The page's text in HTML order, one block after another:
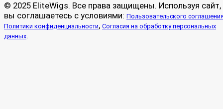
© 2025 EliteWigs. Все права защищены. Используя сайт,
вы соглашаетесь с условиями: Пользовательского
Политики конфиденциальности, Согласия на обработку персональных
данных.